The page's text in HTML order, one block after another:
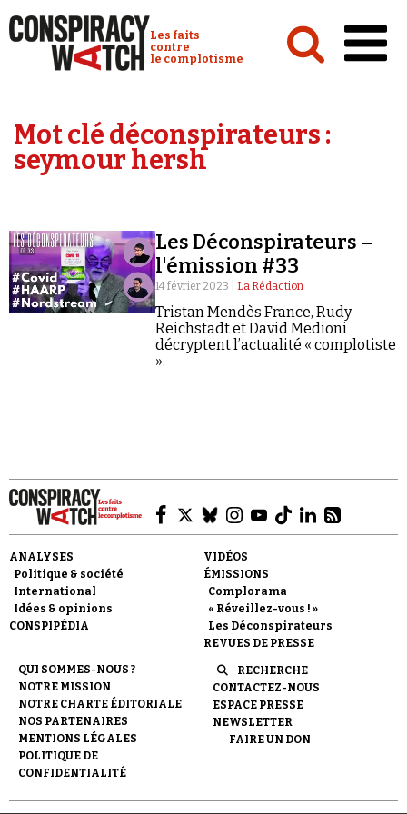
Conspiracy Watch :
Les faits
contre
le complotisme
Analyses
Émissions
Revues de presse
Faire un don
Demander à Vera
Mot clé déconspirateurs :
seymour hersh
Les Déconspirateurs –
l'émission #33
14 février 2023 | La Rédaction
Tristan Mendès France, Rudy
Reichstadt et David Medioni
décryptent l’actualité « complotiste
».
ANALYSES
Politique & société
International
Idées & opinions
CONSPIPÉDIA
VIDÉOS
ÉMISSIONS
Complorama
« Réveillez-vous ! »
Les Déconspirateurs
REVUES DE PRESSE
QUI SOMMES-NOUS ?
NOTRE MISSION
NOTRE CHARTE ÉDITORIALE
NOS PARTENAIRES
MENTIONS LÉGALES
POLITIQUE DE
CONFIDENTIALITÉ
RECHERCHE
CONTACTEZ-NOUS
ESPACE PRESSE
NEWSLETTER
FAIRE UN DON